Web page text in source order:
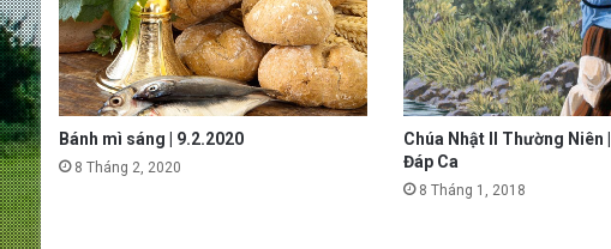
Bánh mì sáng | 9.2.2020
8 Tháng 2, 2020
Chúa Nhật II Thường Niên
Đáp Ca
8 Tháng 1, 2018